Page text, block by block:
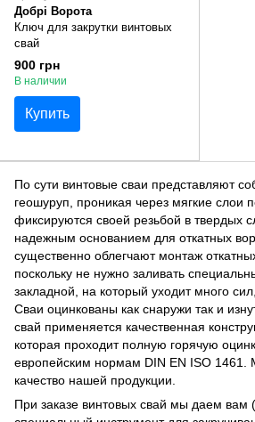
Добрі Ворота
Ключ для закрутки винтовых
свай
900 грн
В наличии
Купить
По сути винтовые сваи представляют
геошуруп, проникая через мягкие слои
фиксируются своей резьбой в твердых
надежным основанием для откатных
существенно облегчают монтаж
поскольку не нужно заливать
закладной, на который уходит много
Сваи оцинкованы как снаружи так и
свай применяется качественная
которая проходит полную горячую
европейским нормам DIN EN ISO 1461.
качество нашей продукции.
При заказе винтовых свай мы даем вам